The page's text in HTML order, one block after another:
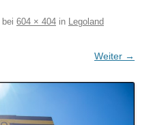
bei 604 × 404 in Legoland
Weiter →